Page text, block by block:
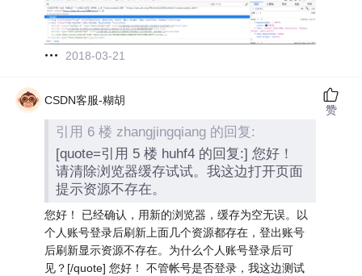
2018-03-21
CSDN客服-糊胡
引用 6 楼 zhangjingqiang 的回复:
[quote=引用 5 楼 huhf4 的回复:] 您好！
请清除浏览器缓存试试。我这边打开页面
提示资源不存在。
您好！ 已经确认，用新的浏览器，缓存为空无误。以
个人账号登录后刷新上面几个资源都存在，登出账号
后刷新显示资源不存在。为什么个人账号登录后可
见？[/quote] 您好！ 不管帐号是否登录，我这边测试
赞